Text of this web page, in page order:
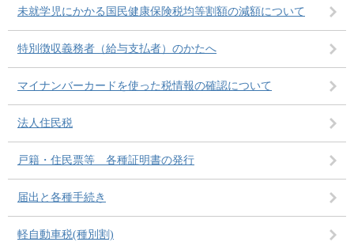
未就学児にかかる国民健康保険税均等割額の減額について
特別徴収義務者（給与支払者）のかたへ
マイナンバーカードを使った税情報の確認について
法人住民税
戸籍・住民票等 各種証明書の発行
届出と各種手続き
軽自動車税(種別割)